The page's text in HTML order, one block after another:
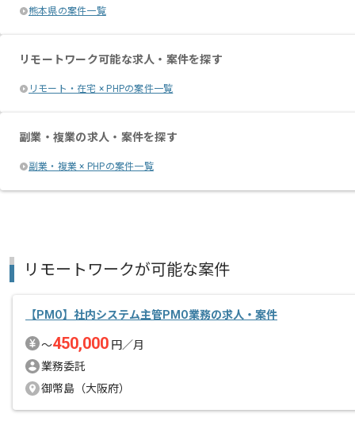
熊本県の案件一覧
リモートワーク可能な求人・案件を探す
リモート・在宅 × PHPの案件一覧
副業・複業の求人・案件を探す
副業・複業 × PHPの案件一覧
リモートワークが可能な案件
【PMO】社内システム主管PMO業務の求人・案件
〜450,000 円／月
業務委託
御幣島（大阪府）